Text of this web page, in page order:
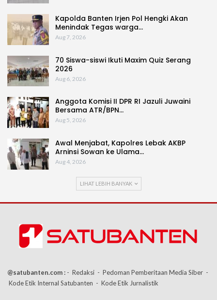
Kapolda Banten Irjen Pol Hengki Akan
Menindak Tegas warga…
Aug 7, 2026
70 Siswa-siswi Ikuti Maxim Quiz Serang
2026
Aug 6, 2026
Anggota Komisi II DPR RI Jazuli Juwaini
Bersama ATR/BPN…
Aug 5, 2026
Awal Menjabat, Kapolres Lebak AKBP
Arninsi Sowan ke Ulama…
Aug 4, 2026
LIHAT LEBIH BANYAK
@satubanten.com : - Redaksi - Pedoman Pemberitaan Media Siber -
Kode Etik Internal Satubanten - Kode Etik Jurnalistik